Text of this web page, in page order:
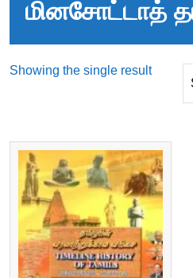
மினசோட்டாத்
Showing the single result